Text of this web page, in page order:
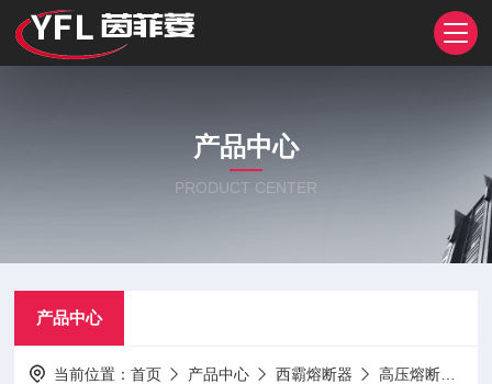
产品中心
PRODUCT CENTER
产品中心
当前位置：首页 产品中心 西霸熔断器 高压熔断器